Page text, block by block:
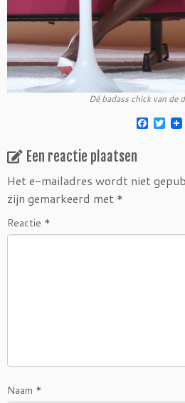
Dé badass chick van de
F
o
T
w
e
r
Een reactie plaatsen
Het e-mailadres wordt niet
zijn gemarkeerd met *
Reactie *
Naam *